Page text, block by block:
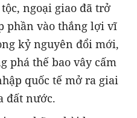
ngoại giao đã trở
phần vào thắng lợi vĩ
kỷ nguyên đổi mới,
phá thế bao vây cấm
quốc tế mở ra giai
đất nước.